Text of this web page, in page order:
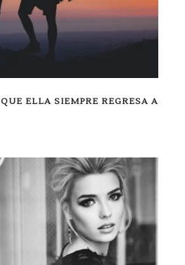
ELLA SIEMPRE REGRESA A